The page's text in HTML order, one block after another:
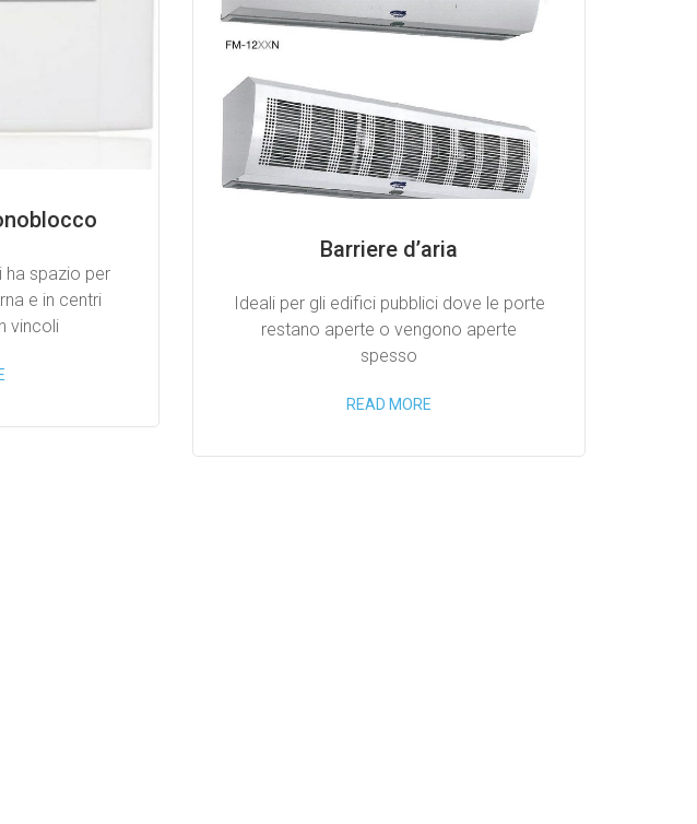
ha spazio per
e in centri
vincoli
Barriere d’aria
Ideali per gli edifici pubblici dove le porte
restano aperte o vengono aperte
spesso
READ MORE